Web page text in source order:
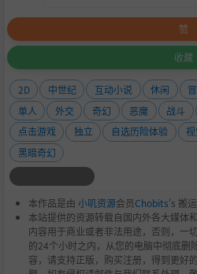
赞
收藏
2D 中世纪 互动小说 休闲
单人
外交 奇幻 恶魔 战斗
点击游戏
独立 自选历险体验
黑暗奇幻
本作品是由 小叽资源会员Chobits's 搬
本站提供的资源转载自国内外各大媒体
内容用于商业或者非法用途，否则，一
的24个小时之内，从您的电脑中彻底删
容，请支持正版，购买注册，得到更好